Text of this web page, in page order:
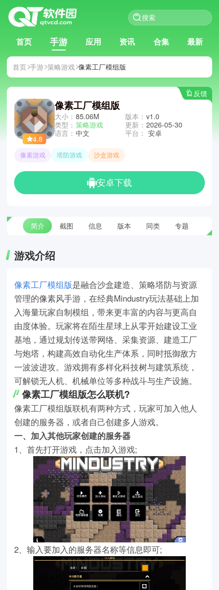
首页 手游 应用 资讯 合集 最新
首页 手游 策略游戏 像素工厂模组版
反馈
4.8
像素工厂模组版
大小： 85.06M
类型： 策略游戏
语言： 中文
版本： v1.0
更新： 2026-05-30
平台： 安卓
像素游戏 塔防游戏 沙盒游戏
安卓下载
简介 截图 信息 版本 同类 专题
游戏介绍
像素工厂模组版是融合沙盒建造、策略塔防与资源
管理的像素风手游，在经典Mindustry玩法基础上加
入海量玩家自制模组，带来更丰富的内容与更高自
由度体验。玩家将在陌生星球上从零开始建设工业
基地，通过规划传送带网络、采集资源、建造工厂
与炮塔，构建高效自动化生产体系，同时抵御敌方
一波波进攻。游戏拥有多样化科技树与建筑系统，
可解锁无人机、机械单位等多种战斗与生产设施。
像素工厂模组版怎么联机?
像素工厂模组版联机有两种方式，玩家可加入他人
创建的服务器，或者自己创建多人游戏。
一、加入其他玩家创建的服务器
1、首先打开游戏，点击加入游戏;
2、输入要加入的服务器名称等信息即可;